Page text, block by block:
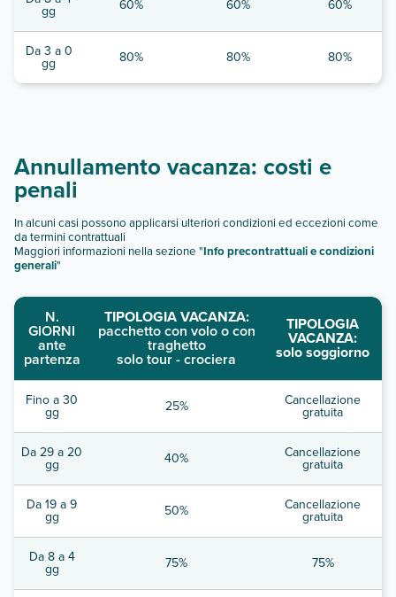
gg 60% 60% 60%
Da 3 a 0
gg 80% 80% 80%
Annullamento vacanza: costi e
penali
In alcuni casi possono applicarsi ulteriori condizioni ed eccezioni come
da termini contrattuali
Maggiori informazioni nella sezione "Info precontrattuali e condizioni
generali"
N.
GIORNI
ante
partenza
TIPOLOGIA VACANZA:
pacchetto con volo o con
traghetto
solo tour - crociera
TIPOLOGIA
VACANZA:
solo soggiorno
Fino a 30
gg 25% Cancellazione
gratuita
Da 29 a 20
gg 40% Cancellazione
gratuita
Da 19 a 9
gg 50% Cancellazione
gratuita
Da 8 a 4
gg 75% 75%